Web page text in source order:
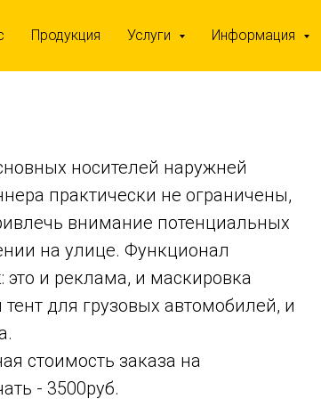
Продукция Услуги Информация
носителей наружней
практически не ограничены,
внимание потенциальных
на улице. Функционал
и реклама, и маскировка
для грузовых автомобилей, и
стоимость заказа на
- 3500руб.